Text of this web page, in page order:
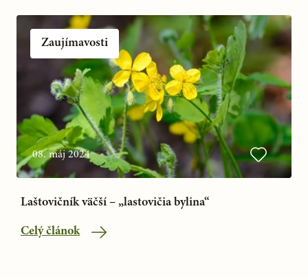
Zaujímavosti
08. máj 2024
Laštovičník väčší – „lastovičia bylina“
Celý článok